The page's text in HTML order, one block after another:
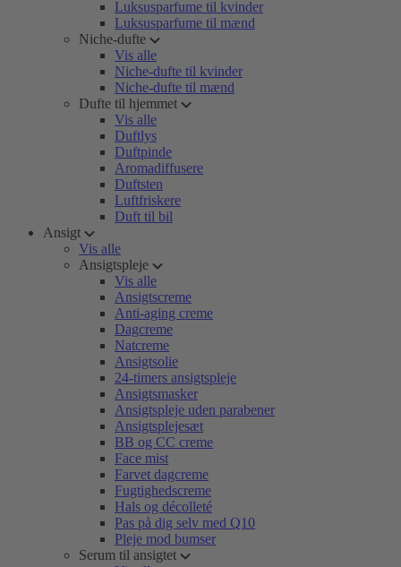
Luksusparfume til kvinder
Luksusparfume til mænd
Niche-dufte
Vis alle
Niche-dufte til kvinder
Niche-dufte til mænd
Dufte til hjemmet
Vis alle
Duftlys
Duftpinde
Aromadiffusere
Duftsten
Luftfriskere
Duft til bil
Ansigt
Vis alle
Ansigtspleje
Vis alle
Ansigtscreme
Anti-aging creme
Dagcreme
Natcreme
Ansigtsolie
24-timers ansigtspleje
Ansigtsmasker
Ansigtspleje uden parabener
Ansigtsplejesæt
BB og CC creme
Face mist
Farvet dagcreme
Fugtighedscreme
Hals og décolleté
Pas på dig selv med Q10
Pleje mod bumser
Serum til ansigtet